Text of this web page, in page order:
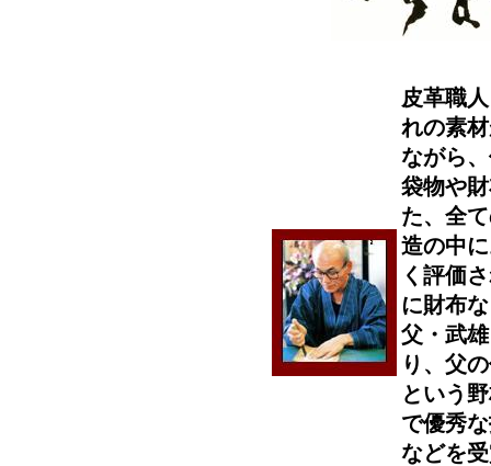
皮革職
れの素
ながら
袋物や
た、全
造の中
く評価
に財布
父・武
り、父
という
で優秀
などを